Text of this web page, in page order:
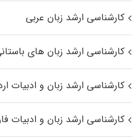
کارشناسی ارشد زبان عربی
کارشناسی ارشد زبان‌ های
کارشناسی ارشد زبان و ادبیات
کارشناسی ارشد زبان و ادبیات